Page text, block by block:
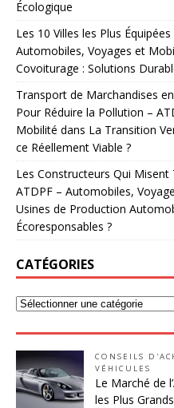
Écologique
Les 10 Villes les Plus
Automobiles, Voyages et
Covoiturage : Solutions
Transport de Marchandises
Pour Réduire la Pollution –
Mobilité dans La Transition
ce Réellement Viable ?
Les Constructeurs Qui
ATDPF – Automobiles,
Usines de Production
Écoresponsables ?
CATÉGORIES
CONSEILS
VÉHICULES
Le Marché de
les Plus